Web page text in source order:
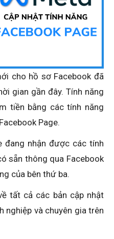
cho hồ sơ Facebook đã
gian gần đây. Tính năng
tiền bằng các tính năng
Page.
đang nhận được các tính
sẵn thông qua Facebook
của bên thứ ba.
tất cả các bản cập nhật
nghiệp và chuyên gia trên